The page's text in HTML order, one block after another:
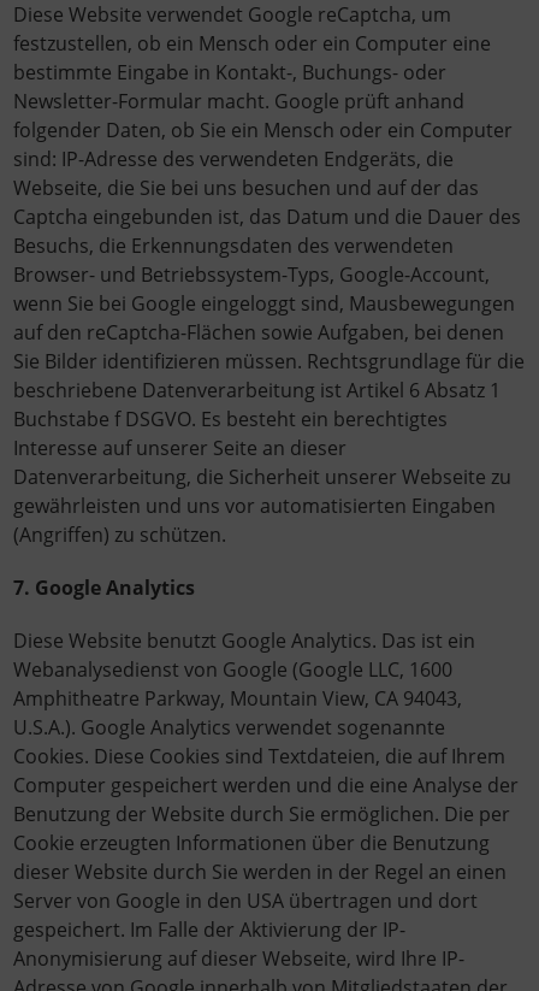
Diese Website verwendet Google reCaptcha, um
festzustellen, ob ein Mensch oder ein Computer eine
bestimmte Eingabe in Kontakt-, Buchungs- oder
Newsletter-Formular macht. Google prüft anhand
folgender Daten, ob Sie ein Mensch oder ein Computer
sind: IP-Adresse des verwendeten Endgeräts, die
Webseite, die Sie bei uns besuchen und auf der das
Captcha eingebunden ist, das Datum und die Dauer des
Besuchs, die Erkennungsdaten des verwendeten
Browser- und Betriebssystem-Typs, Google-Account,
wenn Sie bei Google eingeloggt sind, Mausbewegungen
auf den reCaptcha-Flächen sowie Aufgaben, bei denen
Sie Bilder identifizieren müssen. Rechtsgrundlage für die
beschriebene Datenverarbeitung ist Artikel 6 Absatz 1
Buchstabe f DSGVO. Es besteht ein berechtigtes
Interesse auf unserer Seite an dieser
Datenverarbeitung, die Sicherheit unserer Webseite zu
gewährleisten und uns vor automatisierten Eingaben
(Angriffen) zu schützen.
7. Google Analytics
Diese Website benutzt Google Analytics. Das ist ein
Webanalysedienst von Google (Google LLC, 1600
Amphitheatre Parkway, Mountain View, CA 94043,
U.S.A.). Google Analytics verwendet sogenannte
Cookies. Diese Cookies sind Textdateien, die auf Ihrem
Computer gespeichert werden und die eine Analyse der
Benutzung der Website durch Sie ermöglichen. Die per
Cookie erzeugten Informationen über die Benutzung
dieser Website durch Sie werden in der Regel an einen
Server von Google in den USA übertragen und dort
gespeichert. Im Falle der Aktivierung der IP-
Anonymisierung auf dieser Webseite, wird Ihre IP-